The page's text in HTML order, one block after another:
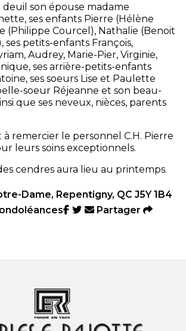
deuil son épouse madame
ses enfants Pierre (Hélène
(Philippe Courcel), Nathalie (Benoit
ses petits-enfants François,
Audrey, Marie-Pier, Virginie,
ses arrière-petits-enfants
ses soeurs Lise et Paulette
soeur Réjeanne et son beau-
que ses neveux, nièces, parents
remercier le personnel C.H. Pierre
leurs soins exceptionnels.
cendres aura lieu au printemps.
Dame, Repentigny, QC J5Y 1B4
Partager